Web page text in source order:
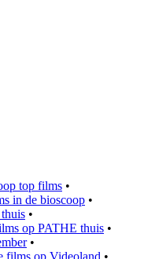
top films •
in de bioscoop •
•
op PATHE thuis •
•
films op Videoland •